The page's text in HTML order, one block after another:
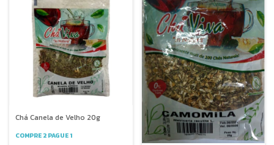
Chá Canela de Velho 20g
COMPRE 2 PAGUE 1